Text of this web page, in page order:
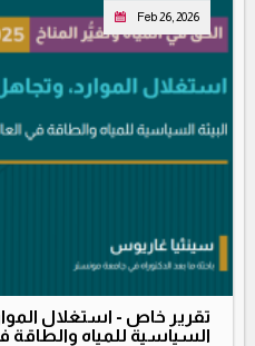
Feb 26, 2026
تقرير خاص - استغلال
السياسية للمياه والطاقة